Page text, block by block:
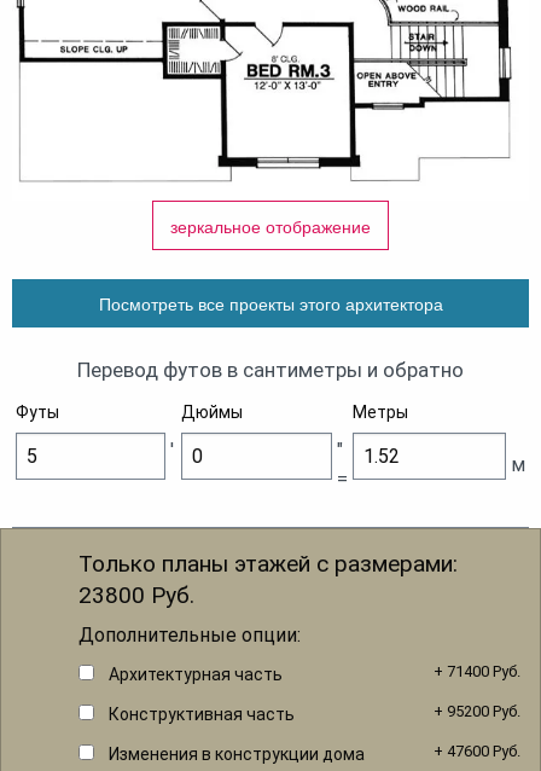
зеркальное отображение
Посмотреть все проекты этого архитектора
Перевод футов в сантиметры и обратно
Футы Дюймы Метры
'
"
=
м
Только планы этажей с размерами:
23800 Руб.
Дополнительные опции:
Архитектурная часть + 71400 Руб.
Конструктивная часть + 95200 Руб.
Изменения в конструкции дома + 47600 Руб.